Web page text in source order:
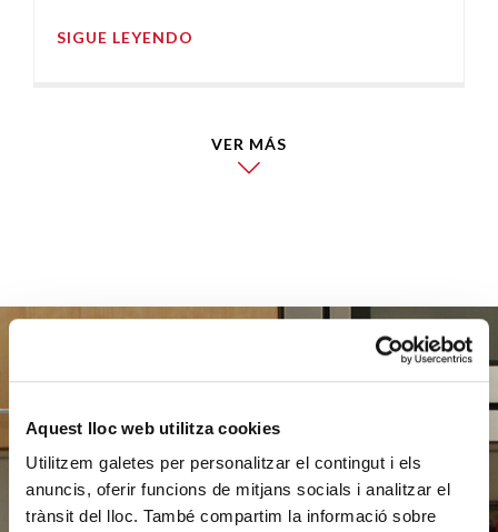
Aquest lloc web utilitza cookies
Utilitzem galetes per personalitzar el contingut i els
anuncis, oferir funcions de mitjans socials i analitzar el
trànsit del lloc. També compartim la informació sobre
SIGUE LEYENDO
VER MÁS
Ayúdanos
a ayudar